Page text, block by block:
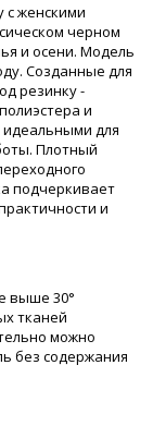
с женскими
черном
и осени. Модель
Созданные для
резинку -
и
идеальными для
Плотный
подчеркивает
и
выше 30°
тканей
можно
без содержания